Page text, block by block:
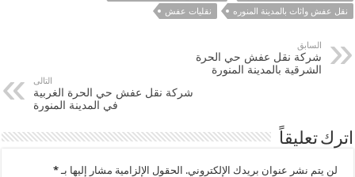
نقل عفش واثاث بالمدينة المنوره
نقليات عفش
السابق
شركة نقل عفش حي الحرة
الشرقية بالمدينة المنورة
التالى
شركة نقل عفش حي الحرة الغربية
في المدينة المنورة
اترك تعليقاً
لن يتم نشر عنوان بريدك الإلكتروني. الحقول الإلزامية مشار إليها بـ*